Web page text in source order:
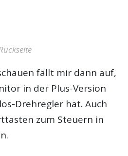
fällt mir dann auf,
in der Plus-Version
Drehregler hat. Auch
zum Steuern in